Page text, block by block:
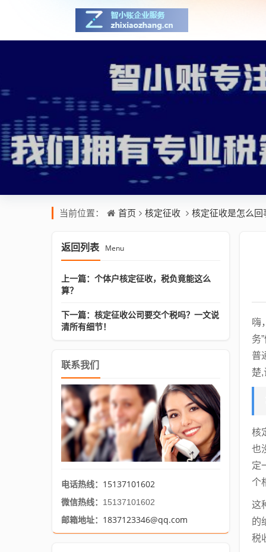
当前位置： 首页 核定征收 核定征收是怎么
嗨
务
普
楚,
核
也
定
个
这
的
税
返回列表 Menu
上一篇：个体户核定征收，税负竟能这么
算？
下一篇：核定征收公司要交个税吗？一文说
清所有细节！
联系我们
电话热线： 15137101602
微信热线： 15137101602
邮箱地址： 1837123346@qq.com